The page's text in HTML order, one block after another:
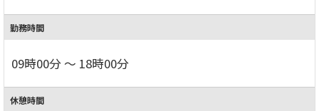
勤務時間
09時00分 ～ 18時00分
休憩時間